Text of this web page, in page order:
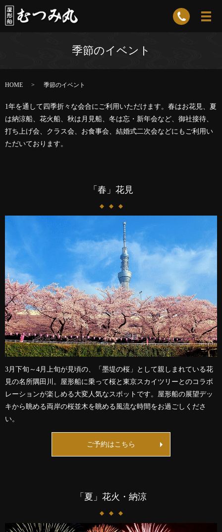
季節のイベント
HOME 季節のイベント
1年を通して四季折々な会合にご利用いただけます。春はお花見、夏
は納涼船、花火船、秋は月見船、冬は忘・新年会など、御社接待、
打ち上げ会、クラス会、お食事会、結婚式二次会などにもご利用い
ただいております。
「春」花見
3月下旬～4月上旬が見頃の、「墨堤の桜」として親しまれている花
見の名所隅田川。屋形船に乗って桜と東京スカイツリーとのコラボ
レーションが楽しめる大変人気なスポットです。屋形船の展望デッ
キから眺める両岸の桜並木を眺める風流な時間をお過ごしくださ
い。
ご予約はこちら
「夏」花火・納涼